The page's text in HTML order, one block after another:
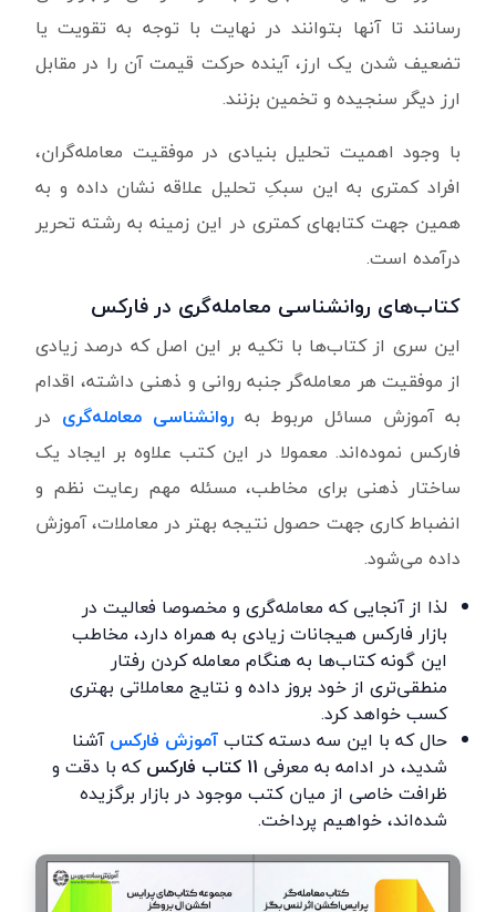
رسانند تا آنها بتوانند در نهایت با توجه به تقویت یا
تضعیف شدن یک ارز، آینده حرکت قیمت آن را در مقابل
ارز دیگر سنجیده و تخمین بزنند.
با وجود اهمیت تحلیل بنیادی در موفقیت معامله‌گران،
افراد کمتری به این سبکِ تحلیل علاقه نشان داده و به
همین جهت کتابهای کمتری در این زمینه به رشته تحریر
درآمده است.
کتاب‌های روانشناسی معامله‌گری در فارکس
این سری از کتاب‌ها با تکیه بر این اصل که درصد زیادی
از موفقیت هر معامله‌گر جنبه روانی و ذهنی داشته، اقدام
به آموزش مسائل مربوط به روانشناسی معامله‌گری در
فارکس نموده‌اند. معمولا در این کتب علاوه بر ایجاد یک
ساختار ذهنی برای مخاطب، مسئله مهم رعایت نظم و
انضباط کاری جهت حصول نتیجه بهتر در معاملات، آموزش
داده می‌شود.
لذا از آنجایی که معامله‌گری و مخصوصا فعالیت در
بازار فارکس هیجانات زیادی به همراه دارد، مخاطب
این گونه کتاب‌ها به هنگام معامله کردن رفتار
منطقی‌تری از خود بروز داده و نتایج معاملاتی بهتری
کسب خواهد کرد.
حال که با این سه دسته کتابآموزش فارکسآشنا
شدید، در ادامه به معرفی 11 کتاب فارکسکه با دقت و
ظرافت خاصی از میان کتب موجود در بازار برگزیده
شده‌اند، خواهیم پرداخت.